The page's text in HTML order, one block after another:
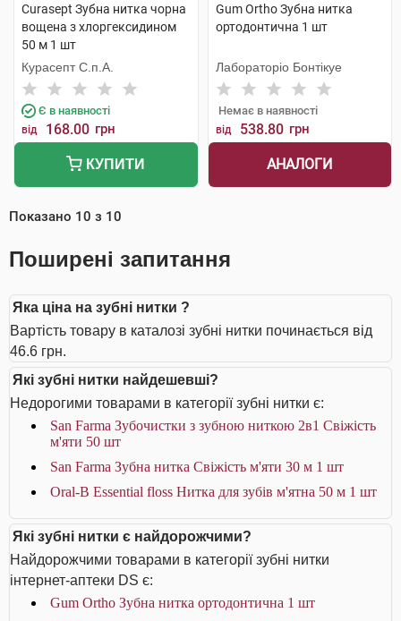
Curasept Зубна нитка чорна
вощена з хлоргексидином
50 м 1 шт
Курасепт С.п.А.
Є в наявності
від 168.00 грн
КУПИТИ
Gum Ortho Зубна нитка
ортодонтична 1 шт
Лабораторіо Бонтікуе
Немає в наявності
від 538.80 грн
АНАЛОГИ
Показано 10 з 10
Поширені запитання
Яка ціна на зубні нитки ?
Вартість товару в каталозі зубні нитки починається від
46.6 грн.
Які зубні нитки найдешевші?
Недорогими товарами в категорії зубні нитки є:
San Farma Зубочистки з зубною ниткою 2в1 Свіжість
м'яти 50 шт
San Farma Зубна нитка Свіжість м'яти 30 м 1 шт
Oral-B Essential floss Нитка для зубів м'ятна 50 м 1 шт
Які зубні нитки є найдорожчими?
Найдорожчими товарами в категорії зубні нитки
інтернет-аптеки DS є:
Gum Ortho Зубна нитка ортодонтична 1 шт